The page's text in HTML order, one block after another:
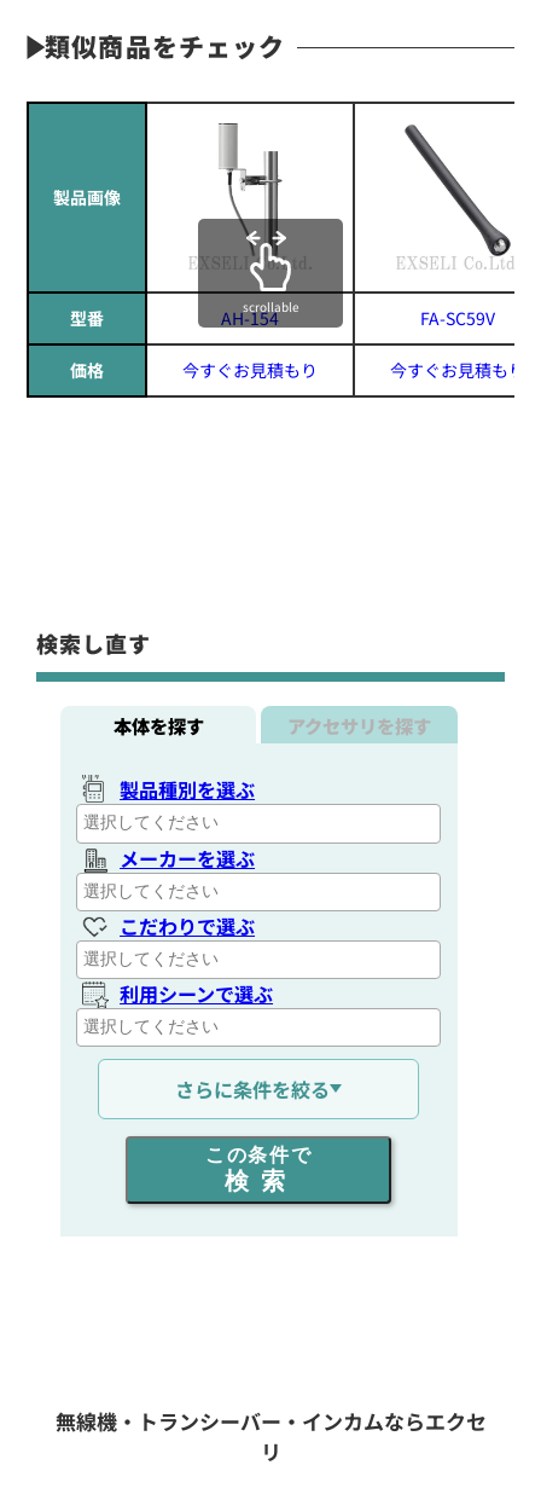
類似商品をチェック
製品画像
型番 AH-154 FA-SC59V
価格 今すぐお見積もり 今すぐお見積もり
scrollable
検索し直す
本体を探す アクセサリを探す
製品種別を選ぶ
メーカーを選ぶ
こだわりで選ぶ
利用シーンで選ぶ
通信距離を選ぶ
出力を選ぶ
同時通話人数を選ぶ
フリーワード入力(製品名等)
さらに条件を絞る
この条件で
検索
無線機・トランシーバー・インカムならエクセ
リ